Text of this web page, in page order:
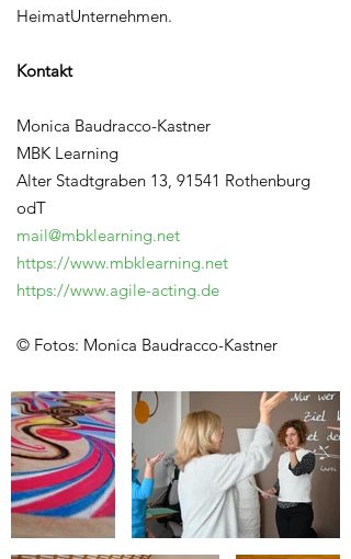
HeimatUnternehmen.
Kontakt
Monica Baudracco-Kastner
MBK Learning
Alter Stadtgraben 13, 91541 Rothenburg
odT
mail@mbklearning.net
https://www.mbklearning.net
https://www.agile-acting.de
© Fotos: Monica Baudracco-Kastner